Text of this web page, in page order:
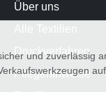
Über uns
Druckverfahren
Pflegehinweise
und zuverlässig